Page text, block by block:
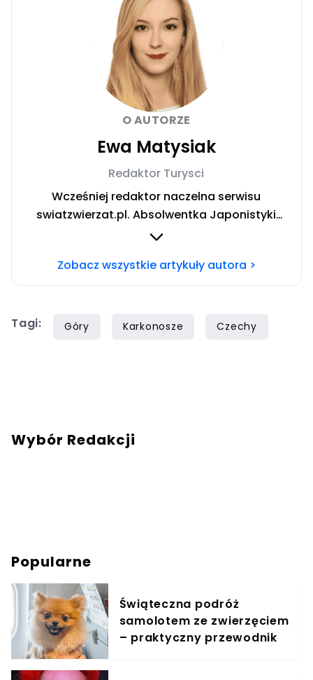
O AUTORZE
Ewa Matysiak
Redaktor Turysci
Wcześniej redaktor naczelna serwisu
swiatzwierzat.pl. Absolwentka Japonistyki
Uniwersytetu Warszawskiego. W trakcie
badania nad relacją człowiek-pies oraz roli
poszukująca szczęścia w licznych pasjach.
Zobacz wszystkie artykuły autora >
Tagi: Góry Karkonosze Czechy
Wybór Redakcji
Popularne
Świąteczna podróż
samolotem ze zwierzęciem
– praktyczny przewodnik